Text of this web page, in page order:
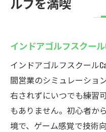
インドアゴルフスクー
インドアゴルフスクール
間営業のシミュレーショ
右されずにいつでも練習
もありません。初心者か
境で、ゲーム感覚で技術